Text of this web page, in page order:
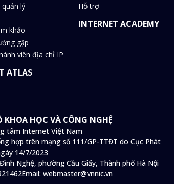
quản lý
khảo
gặp
viên địa chỉ IP
ATLAS
Hỗ trợ
INTERNET ACADEMY
HỌC VÀ CÔNG NGHỆ
tâm Internet Việt Nam
hợp trên mạng số 111/GP-TTĐT do Cục Phát
14/7/2023
Nghệ, phường Cầu Giấy, Thành phố Hà Nội
Email: webmaster@vnnic.vn